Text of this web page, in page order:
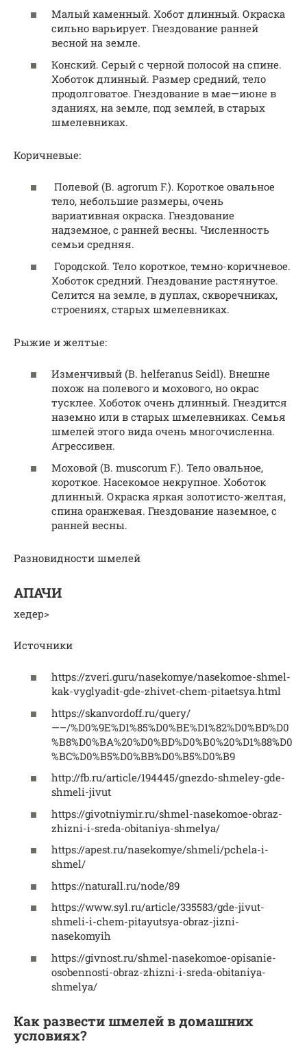
Малый каменный. Хобот длинный. Окраска
сильно варьирует. Гнездование ранней
весной на земле.
Конский. Серый с черной полосой на спине.
Хоботок длинный. Размер средний, тело
продолговатое. Гнездование в мае—июне в
зданиях, на земле, под землей, в старых
шмелевниках.
Коричневые:
Полевой (В. agrorum F.). Короткое овальное
тело, небольшие размеры, очень
вариативная окраска. Гнездование
надземное, с ранней весны. Численность
семьи средняя.
Городской. Тело короткое, темно-коричневое.
Хоботок средний. Гнездование растянутое.
Селится на земле, в дуплах, скворечниках,
строениях, старых шмелевниках.
Рыжие и желтые:
Изменчивый (В. helferanus Seidl). Внешне
похож на полевого и мохового, но окрас
тусклее. Хоботок очень длинный. Гнездится
наземно или в старых шмелевниках. Семья
шмелей этого вида очень многочисленна.
Агрессивен.
Моховой (В. muscorum F.). Тело овальное,
короткое. Насекомое некрупное. Хоботок
длинный. Окраска яркая золотисто-желтая,
спина оранжевая. Гнездование наземное, с
ранней весны.
Разновидности шмелей
АПАЧИ
хедер>
Источники
https://zveri.guru/nasekomye/nasekomoe-shmel-
kak-vyglyadit-gde-zhivet-chem-pitaetsya.html
https://skanvordoff.ru/query/
—–/%D0%9E%D1%85%D0%BE%D1%82%D0%BD%D0
%B8%D0%BA%20%D0%BD%D0%B0%20%D1%88%D0
%BC%D0%B5%D0%BB%D0%B5%D0%B9
http://fb.ru/article/194445/gnezdo-shmeley-gde-
shmeli-jivut
https://givotniymir.ru/shmel-nasekomoe-obraz-
zhizni-i-sreda-obitaniya-shmelya/
https://apest.ru/nasekomye/shmeli/pchela-i-
shmel/
https://naturall.ru/node/89
https://www.syl.ru/article/335583/gde-jivut-
shmeli-i-chem-pitayutsya-obraz-jizni-
nasekomyih
https://givnost.ru/shmel-nasekomoe-opisanie-
osobennosti-obraz-zhizni-i-sreda-obitaniya-
shmelya/
Как развести шмелей в домашних
условиях?